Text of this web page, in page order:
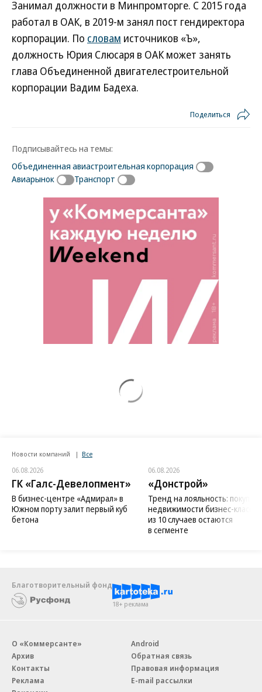
Занимал должности в Минпромторге. С 2015 года
работал в ОАК, в 2019-м занял пост гендиректора
корпорации. По словам источников «Ъ»,
должность Юрия Слюсаря в ОАК может занять
глава Объединенной двигателестроительной
корпорации Вадим Бадеха.
Поделиться
Подписывайтесь на темы:
Объединенная авиастроительная корпорация
Авиарынок
Транспорт
Новости партнеров
ВСУ точно получат десятки тысяч новых
солдат
Путин озвучил итоговый план СВО
Зеленский неожиданно высказался о
возвращении Крыма
Заставим раскаяться: союзник России
дал грозное обещание
Новости компаний
В бизнес-центре «Адмирал» в
Южном порту залит первый куб
бетона
Тренд на лояльность:
недвижимости бизнес-класса
из 10 случаев остаются
в сегменте